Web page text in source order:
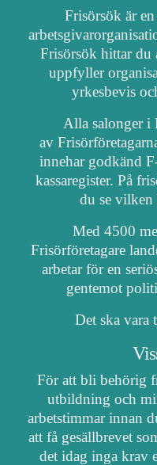
Frisörsök är
Frisörsök hittar du
uppfyller
yrkesbevis
Alla salonger i
av
innehar godkänd
kassaregister. På
du se vilken
Med 4500
Frisörföretagare
arbetar för en
gentemot
Det ska vara
För att bli behörig
utbildning och
arbetstimmar innan
att få gesällbrevet
det idag inga krav